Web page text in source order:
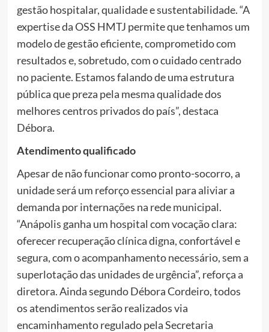
gestão hospitalar, qualidade e sustentabilidade. “A
expertise da OSS HMTJ permite que tenhamos um
modelo de gestão eficiente, comprometido com
resultados e, sobretudo, com o cuidado centrado
no paciente. Estamos falando de uma estrutura
pública que preza pela mesma qualidade dos
melhores centros privados do país”, destaca
Débora.
Atendimento qualificado
Apesar de não funcionar como pronto-socorro, a
unidade será um reforço essencial para aliviar a
demanda por internações na rede municipal.
“Anápolis ganha um hospital com vocação clara:
oferecer recuperação clínica digna, confortável e
segura, com o acompanhamento necessário, sem a
superlotação das unidades de urgência”, reforça a
diretora. Ainda segundo Débora Cordeiro, todos
os atendimentos serão realizados via
encaminhamento regulado pela Secretaria